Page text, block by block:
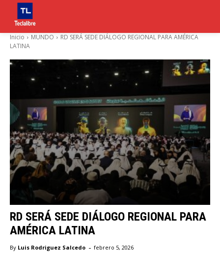
Inicio MUNDO
RD SERÁ SEDE DIÁLOGO REGIONAL PARA AMÉRICA
LATINA
RD SERÁ SEDE DIÁLOGO REGIONAL PARA
AMÉRICA LATINA
By Luis Rodriguez Salcedo - febrero 5, 2026